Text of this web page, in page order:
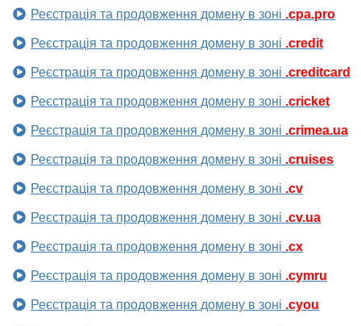
Реєстрація та продовження домену в зоні .cpa.pro
Реєстрація та продовження домену в зоні .credit
Реєстрація та продовження домену в зоні .creditcard
Реєстрація та продовження домену в зоні .cricket
Реєстрація та продовження домену в зоні .crimea.ua
Реєстрація та продовження домену в зоні .cruises
Реєстрація та продовження домену в зоні .cv
Реєстрація та продовження домену в зоні .cv.ua
Реєстрація та продовження домену в зоні .cx
Реєстрація та продовження домену в зоні .cymru
Реєстрація та продовження домену в зоні .cyou